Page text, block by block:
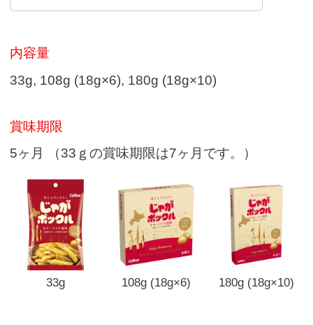
内容量
33g, 108g (18g×6), 180g (18g×10)
賞味期限
5ヶ月 （33ｇの賞味期限は7ヶ月です。）
33g 108g (18g×6) 180g (18g×10)